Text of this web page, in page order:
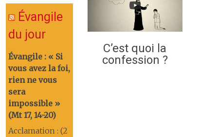
Évangile
du jour
Évangile : « Si
vous avez la foi,
rien ne vous
sera
impossible »
(Mt 17, 14-20)
Acclamation : (2
C’est quoi la
confession ?